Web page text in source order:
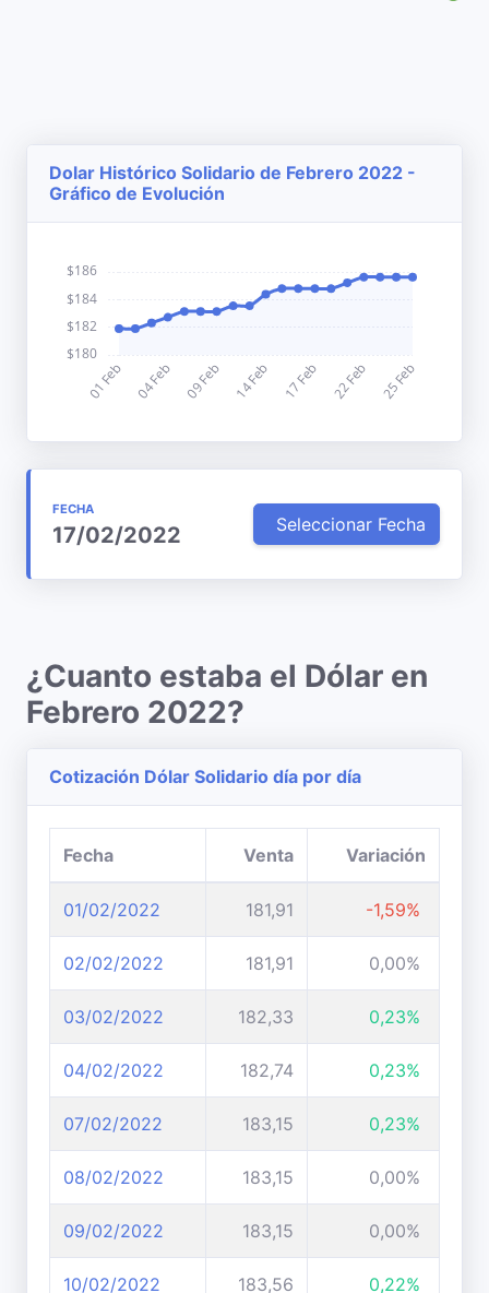
Dolar Histórico Solidario de Febrero 2022 -
Gráfico de Evolución
FECHA
17/02/2022 Seleccionar Fecha
¿Cuanto estaba el Dólar en
Febrero 2022?
Cotización Dólar Solidario día por día
Fecha Venta Variación
01/02/2022 181,91 -1,59%
02/02/2022 181,91 0,00%
03/02/2022 182,33 0,23%
04/02/2022 182,74 0,23%
07/02/2022 183,15 0,23%
08/02/2022 183,15 0,00%
09/02/2022 183,15 0,00%
10/02/2022 183,56 0,22%